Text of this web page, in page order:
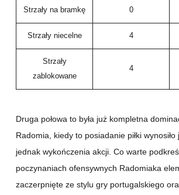
Strzały na bramkę 0
Strzały niecelne 4
Strzały
zablokowane
4
Druga połowa to była już kompletna
Radomia, kiedy to posiadanie piłki wynosiło
jednak wykończenia akcji. Co warte
poczynaniach ofensywnych Radomiaka
zaczerpnięte ze stylu gry portugalskiego